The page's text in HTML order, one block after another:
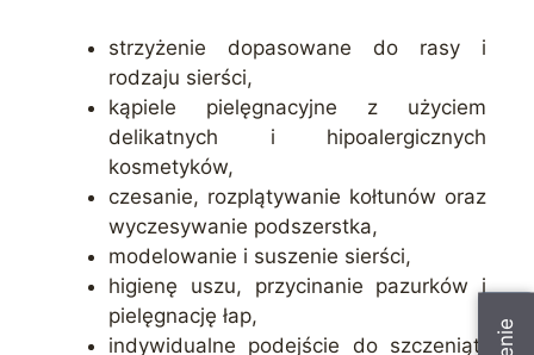
strzyżenie dopasowane do rasy i
rodzaju sierści,
kąpiele pielęgnacyjne z użyciem
delikatnych i hipoalergicznych
kosmetyków,
czesanie, rozplątywanie kołtunów oraz
wyczesywanie podszerstka,
modelowanie i suszenie sierści,
higienę uszu, przycinanie pazurków i
pielęgnację łap,
indywidualne podejście do szczeniąt,